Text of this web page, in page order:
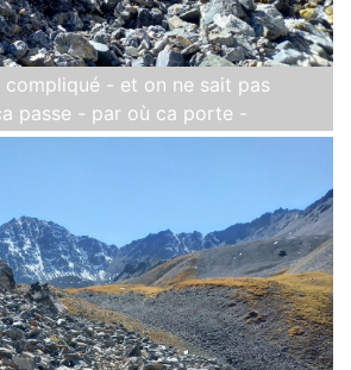
compliqué - et on ne sait pas
passe - par où ca porte -